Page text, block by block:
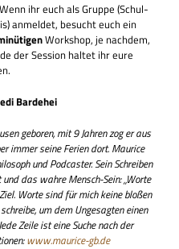
ihr euch als Gruppe (Schul­
anmel­det, besucht euch ein
Work­shop, je nach­dem,
der Ses­sion hal­tet ihr eure
Bar­de­hei
gebo­ren, mit 9 Jah­ren zog er aus
immer seine Ferien dort. Mau­rice
und Pod­ca­ster. Sein Schrei­ben
das wahre Mensch-Sein: „Worte
Worte sind für mich keine blo­ßen
um dem Unge­sag­ten einen
Zeile ist eine Suche nach der
www.maurice-gb.de